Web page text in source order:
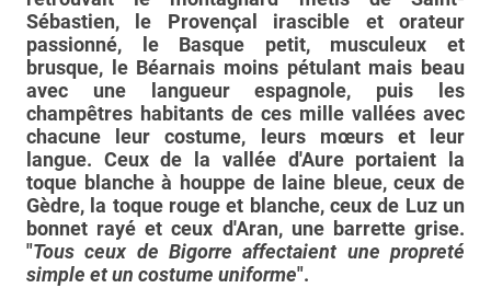
Sébastien, le Provençal irascible et orateur
passionné, le Basque petit, musculeux et
brusque, le Béarnais moins pétulant mais beau
avec une langueur espagnole, puis les
champêtres habitants de ces mille vallées avec
chacune leur costume, leurs mœurs et leur
langue. Ceux de la vallée d'Aure portaient la
toque blanche à houppe de laine bleue, ceux de
Gèdre, la toque rouge et blanche, ceux de Luz un
bonnet rayé et ceux d'Aran, une barrette grise.
"Tous ceux de Bigorre affectaient une propreté
simple et un costume uniforme".